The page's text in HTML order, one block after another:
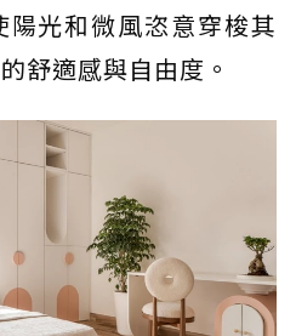
光和微風恣意穿梭其
舒適感與自由度。